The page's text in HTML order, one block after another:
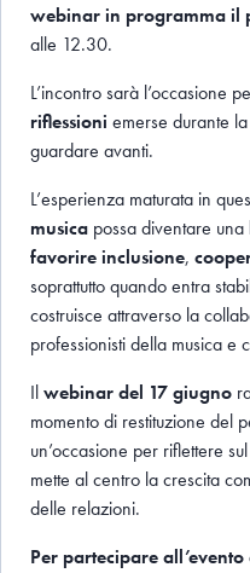
webinar in programma il
alle 12.30.
L’incontro sarà l’occasione
riflessioni emerse durante
guardare avanti.
L’esperienza maturata in
musica possa diventare una
favorire inclusione,
soprattutto quando entra
costruisce attraverso la
professionisti della musica e
Ilwebinar del 17 giugno
momento di restituzione del
un’occasione per riflettere
mette al centro la crescita
delle relazioni.
Per partecipare